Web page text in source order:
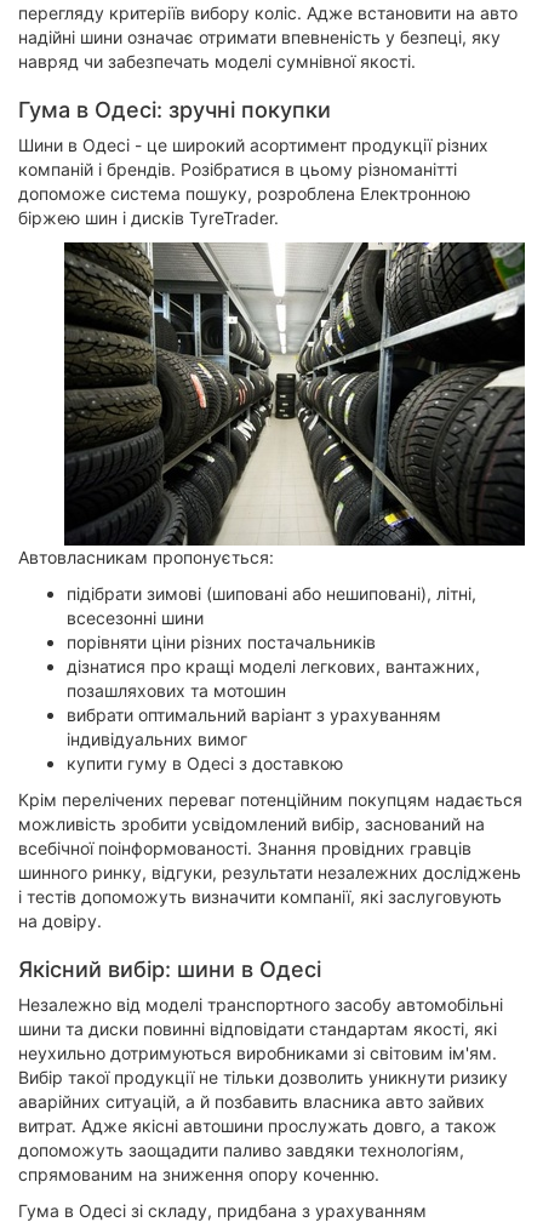
перегляду критеріїв вибору коліс. Адже встановити на авто
надійні шини означає отримати впевненість у безпеці, яку
навряд чи забезпечать моделі сумнівної якості.
Гума в Одесі: зручні покупки
Шини в Одесі - це широкий асортимент продукції різних
компаній і брендів. Розібратися в цьому різноманітті
допоможе система пошуку, розроблена Електронною
біржею шин і дисків TyreTrader.
Автовласникам пропонується:
підібрати зимові (шиповані або нешиповані), літні,
всесезонні шини
порівняти ціни різних постачальників
дізнатися про кращі моделі легкових, вантажних,
позашляхових та мотошин
вибрати оптимальний варіант з урахуванням
індивідуальних вимог
купити гуму в Одесі з доставкою
Крім перелічених переваг потенційним покупцям надається
можливість зробити усвідомлений вибір, заснований на
всебічної поінформованості. Знання провідних гравців
шинного ринку, відгуки, результати незалежних досліджень
і тестів допоможуть визначити компанії, які заслуговують
на довіру.
Якісний вибір: шини в Одесі
Незалежно від моделі транспортного засобу автомобільні
шини та диски повинні відповідати стандартам якості, які
неухильно дотримуються виробниками зі світовим ім'ям.
Вибір такої продукції не тільки дозволить уникнути ризику
аварійних ситуацій, а й позбавить власника авто зайвих
витрат. Адже якісні автошини прослужать довго, а також
допоможуть заощадити паливо завдяки технологіям,
спрямованим на зниження опору коченню.
Гума в Одесі зі складу, придбана з урахуванням